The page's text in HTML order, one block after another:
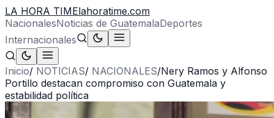
LA HORA TIMElahoratime.com
NacionalesNoticias de GuatemalaDeportes
Internacionales
Inicio/ NOTICIAS/ NACIONALES/Nery Ramos y Alfonso
Portillo destacan compromiso con Guatemala y
estabilidad política